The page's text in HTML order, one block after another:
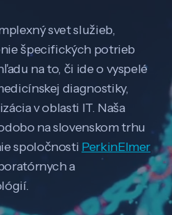
svet služieb,
špecifických potrieb
na to, či ide o vyspelé
diagnostiky,
v oblasti IT. Naša
na slovenskom trhu
spoločnosti PerkinElmer
a